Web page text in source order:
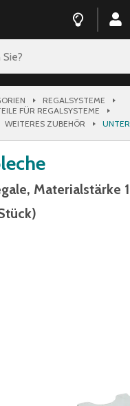
REGALSYSTEME
FÜR REGALSYSTEME
WEITERES ZUBEHÖR
Materialstärke